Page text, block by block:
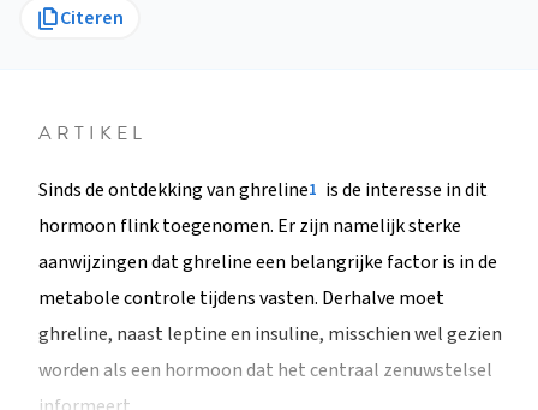
Citeren
ARTIKEL
Sinds de ontdekking van ghreline1 is de interesse in dit
hormoon flink toegenomen. Er zijn namelijk sterke
aanwijzingen dat ghreline een belangrijke factor is in de
metabole controle tijdens vasten. Derhalve moet
ghreline, naast leptine en insuline, misschien wel gezien
worden als een hormoon dat het centraal zenuwstelsel